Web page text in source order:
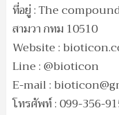
ที่อยู่ : The
สามวา กทม 10510
Website :
Line : @bioticon
E-mail :
โทรศัพท์ : 099-356-